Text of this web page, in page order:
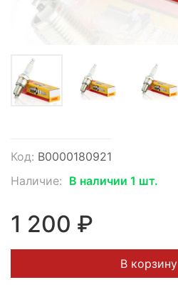
Код: В0000180921
Наличие: В наличии 1 шт.
1 200 ₽
В корзину